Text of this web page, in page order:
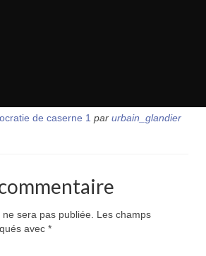
de caserne 1 par urbain_glandier
sera pas publiée.
Les champs
avec *